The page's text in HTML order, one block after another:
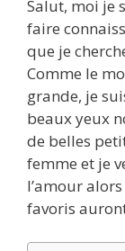
Salut, moi je
faire
que je
Comme le
grande, je
beaux yeux
de belles
femme et je
l’amour
favoris